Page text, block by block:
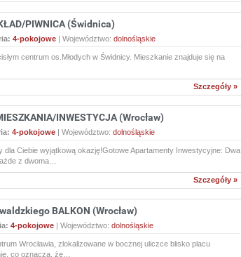
PIWNICA (Świdnica)
4-pokojowe | Województwo: dolnośląskie
centrum os.Młodych w Świdnicy. Mieszkanie znajduje się na
Szczegóły »
INWESTYCJA (Wrocław)
4-pokojowe | Województwo: dolnośląskie
Ciebie wyjątkową okazję!Gotowe Apartamenty Inwestycyjne: Dwa
z dwoma…
Szczegóły »
BALKON (Wrocław)
4-pokojowe | Województwo: dolnośląskie
Wrocławia, zlokalizowane w bocznej uliczce blisko placu
co oznacza, że…